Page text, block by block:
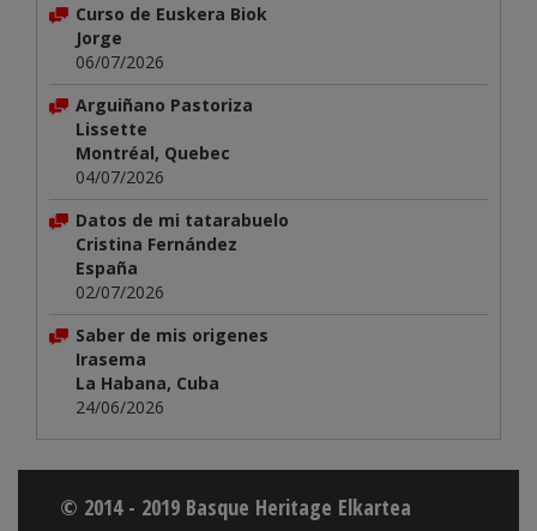
Curso de Euskera Biok
Jorge
06/07/2026
Arguiñano Pastoriza
Lissette
Montréal, Quebec
04/07/2026
Datos de mi tatarabuelo
Cristina Fernández
España
02/07/2026
Saber de mis origenes
Irasema
La Habana, Cuba
24/06/2026
© 2014 - 2019 Basque Heritage Elkartea